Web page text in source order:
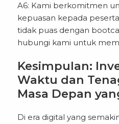
A6: Kami berkomitmen
kepuasan kepada
tidak puas dengan
hubungi kami untuk
Kesimpulan:
Waktu dan
Masa Depan
Di era digital yang